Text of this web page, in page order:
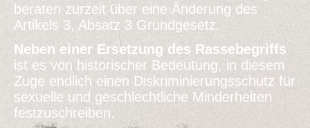
beraten zurzeit über eine Änderung des
Artikels 3, Absatz 3 Grundgesetz.
Neben einer Ersetzung des Rassebegriffs
ist es von historischer Bedeutung, in diesem
Zuge endlich einen Diskriminierungsschutz für
sexuelle und geschlechtliche Minderheiten
festzuschreiben.